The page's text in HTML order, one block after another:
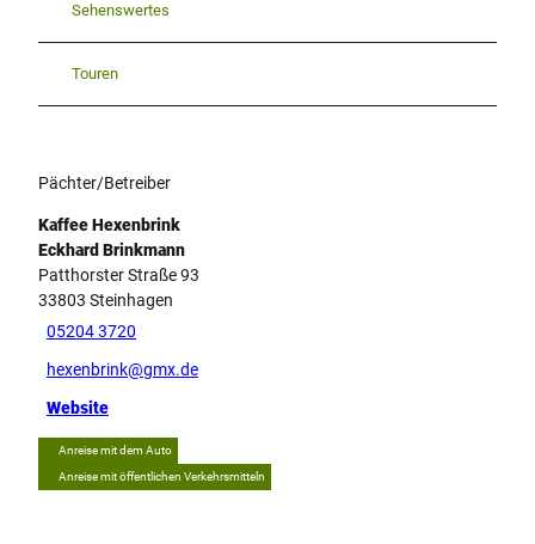
Sehenswertes
Touren
Pächter/Betreiber
Kaffee Hexenbrink
Eckhard Brinkmann
Patthorster Straße 93
33803 Steinhagen
05204 3720
hexenbrink@gmx.de
Website
Anreise mit dem Auto
Anreise mit öffentlichen Verkehrsmitteln